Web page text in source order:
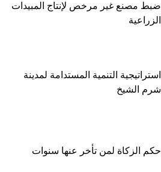
ضبط مصنع غير مرخص لإنتاج المبيدات
الزراعية
استراتيجية التنمية المستدامة لمدينة
شرم الشيخ
حكم الزكاة لمن تأخر عنها سنوات